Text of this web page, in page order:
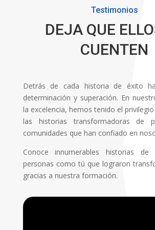
Testimonios
DEJA QUE
CUENTEN
Detrás de cada historia de éxito
determinación y superación. En
la excelencia, hemos tenido el
las historias transformadoras de
comunidades que han confiado en
Conoce innumerables historias de
personas como tú que lograron
gracias a nuestra formación.